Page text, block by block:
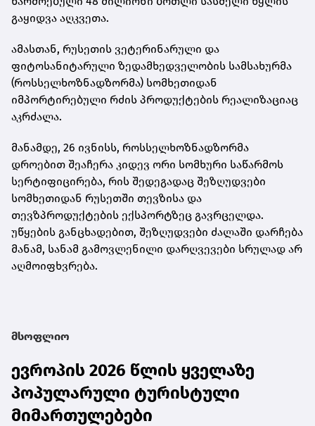
გაყიდვა აღკვეთა.
ამასთან, რუსეთის ვეტერინარული და
ფიტოსანიტარული ზედამხედველობის სამსახურმა
(როსსელხოზნადზორმა) სომხეთიდან
იმპორტირებული რძის პროდუქტების რეალიზაციაც
აკრძალა.
მანამდე, 26 ივნისს, როსსელხოზნადზორმა
დროებით შეაჩერა კიდევ ორი სომხური საწარმოს
სერტიფიცირება, რის შედეგადაც შეზღუდვები
სომხეთიდან რუსეთში თევზისა და
თევზპროდუქტების ექსპორტზეც გავრცელდა.
უწყების განცხადებით, შეზღუდვები ძალაში დარჩება
მანამ, სანამ გამოვლენილი დარღვევები სრულად არ
აღმოიფხვრება.
მსოფლიო
ევროპის 2026 წლის ყველაზე
პოპულარული ტურისტული
მიმართულებები